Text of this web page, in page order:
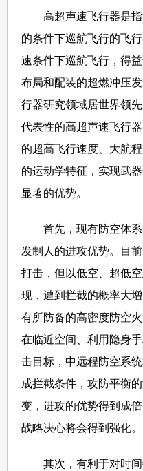
高超声速飞行器是指
的条件下巡航飞行的飞
速条件下巡航飞行，得
布局和配装的超燃冲压
行器研究领域居世界领
代表性的高超声速飞行
的超高飞行速度、大航
的运动学特征，实现武
显著的优势。
首先，现有防空体系
发制人的进攻优势。目
打击，但以低空、超低
现，遭到拦截的概率大
有所防备的高密度防空
在临近空间、利用隐身
击目标，中远程防空系
成拦截条件，攻防平衡
变，进攻的优势得到成
战略决心将会得到强化。
其次，有利于对时间